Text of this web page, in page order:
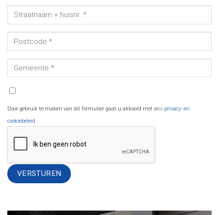
Door gebruik te maken van dit formulier gaat u akkoord met ons privacy- en
cookiebeleid.